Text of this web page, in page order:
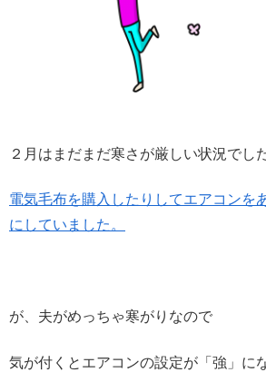
２月はまだまだ寒さが厳しい状況でし
電気毛布を購入したりしてエアコンを
にしていました。
が、夫がめっちゃ寒がりなので
気が付くとエアコンの設定が「強」に